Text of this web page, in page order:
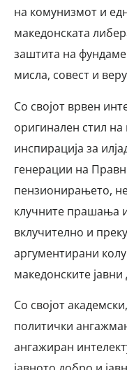
на комунизмот и
македонската
заштита на
мисла, совест и
Со својот врвен
оригинален стил
инспирација за
генерации на
пензионирањето,
клучните прашања
вклучително и
аргументирани
македонските јавни
Со својот
политички
ангажиран